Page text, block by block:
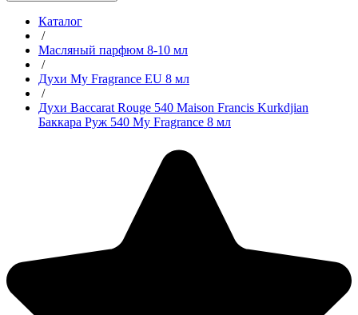
Каталог
/
Масляный парфюм 8-10 мл
/
Духи My Fragrance EU 8 мл
/
Духи Baccarat Rouge 540 Maison Francis Kurkdjian
Баккара Руж 540 My Fragrance 8 мл